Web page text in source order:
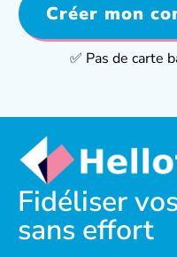
Créer mon
✅ Pas de carte
Fidéliser
sans effort